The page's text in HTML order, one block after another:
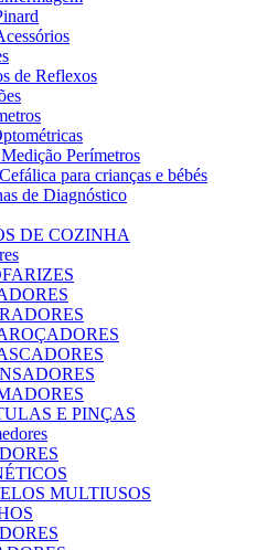
de Reflexos
Perímetros
para crianças e bébés
de Diagnóstico
DE COZINHA
E PINÇAS
MULTIUSOS